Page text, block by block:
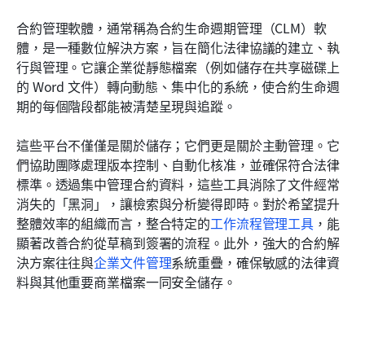
合約管理軟體，通常稱為合約生命週期管理（CLM）軟
體，是一種數位解決方案，旨在簡化法律協議的建立、執
行與管理。它讓企業從靜態檔案（例如儲存在共享磁碟上
的 Word 文件）轉向動態、集中化的系統，使合約生命週
期的每個階段都能被清楚呈現與追蹤。
這些平台不僅僅是關於儲存；它們更是關於主動管理。它
們協助團隊處理版本控制、自動化核准，並確保符合法律
標準。透過集中管理合約資料，這些工具消除了文件經常
消失的「黑洞」，讓檢索與分析變得即時。對於希望提升
整體效率的組織而言，整合特定的工作流程管理工具 ，能
顯著改善合約從草稿到簽署的流程。此外，強大的合約解
決方案往往與企業文件管理系統重疊，確保敏感的法律資
料與其他重要商業檔案一同安全儲存。